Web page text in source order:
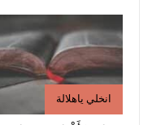
انخلي ياهلالة